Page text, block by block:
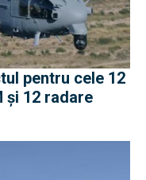
pentru cele 12
și 12 radare